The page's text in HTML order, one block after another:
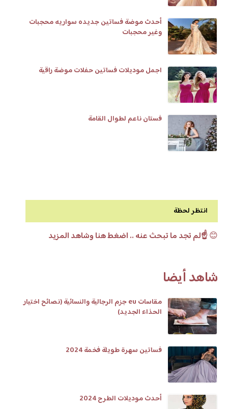
أحدث موضة فساتين جديده سواريه محجبات
وغير محجبات
اجمل موديلات فساتين حفلات موضة راقية
فستان ناعم لطوال القامة
انتظر لحظة
😊☝️لم تجد ما تبحث عنه .. اضغط هنا وشاهد المزيد
شاهد أيضا
مقاسات eu جزم الرجالية والنسائية (نصائح اختيار
الحذاء الجديد)
فساتين سهرة طويلة فخمة 2024
أحدث موديلات الطرح 2024